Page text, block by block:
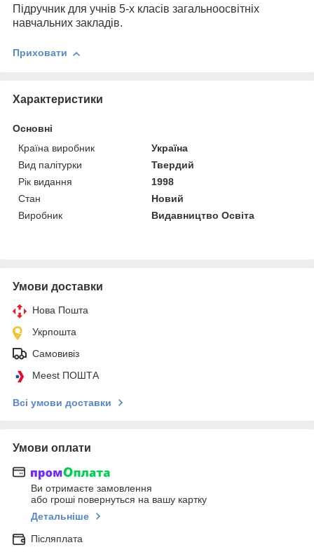
Підручник для учнів 5-х класів загальноосвітніх
навчальних закладів.
Приховати
Характеристики
Основні
Країна виробник
Україна
Вид палітурки
Твердий
Рік видання
1998
Стан
Новий
Виробник
Видавництво Освіта
Умови доставки
Нова Пошта
Укрпошта
Самовивіз
Meest ПОШТА
Всі умови доставки
Умови оплати
Ви отримаєте замовлення
або гроші повернуться на вашу картку
Детальніше
Післяплата